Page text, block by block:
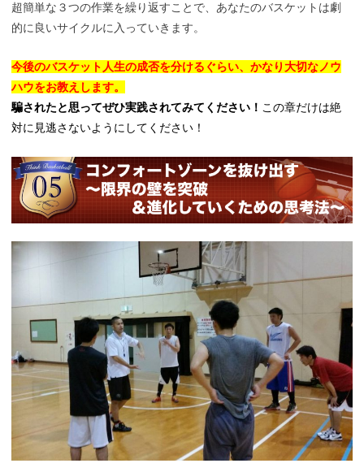
超簡単な３つの作業を繰り返すことで、あなたのバスケットは劇
的に良いサイクルに入っていきます。
今後のバスケット人生の成否を分けるぐらい、かなり大切なノウ
ハウをお教えします。
騙されたと思ってぜひ実践されてみてください！ この章だけは絶
対に見逃さないようにしてください！